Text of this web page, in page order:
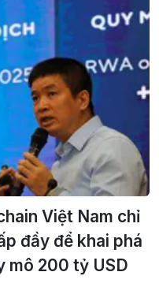
Việt Nam chỉ
đầy để khai phá
mô 200 tỷ USD